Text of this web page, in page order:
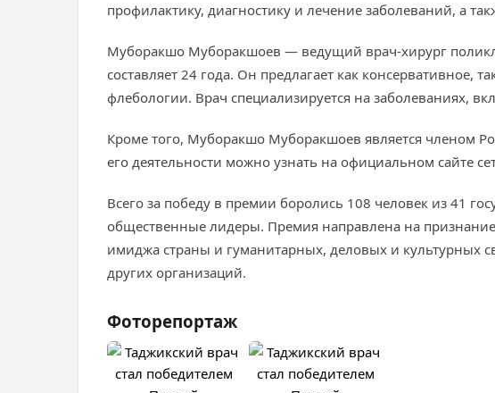
профилактику, диагностику и лечение заболеваний, а
Муборакшо Муборакшоев — ведущий врач-хирург
составляет 24 года. Он предлагает как
флебологии. Врач специализируется на заболеваниях,
Кроме того, Муборакшо Муборакшоев является членом
его деятельности можно узнать на официальном сайте
Всего за победу в премии боролись 108 человек из 41
общественные лидеры. Премия направлена на
имиджа страны и гуманитарных, деловых и культурных
других организаций.
Фоторепортаж